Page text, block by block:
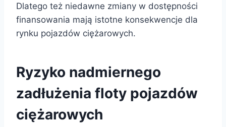
Dlatego też niedawne zmiany w dostępności
finansowania mają istotne konsekwencje dla
rynku pojazdów ciężarowych.
Ryzyko nadmiernego
zadłużenia floty pojazdów
ciężarowych